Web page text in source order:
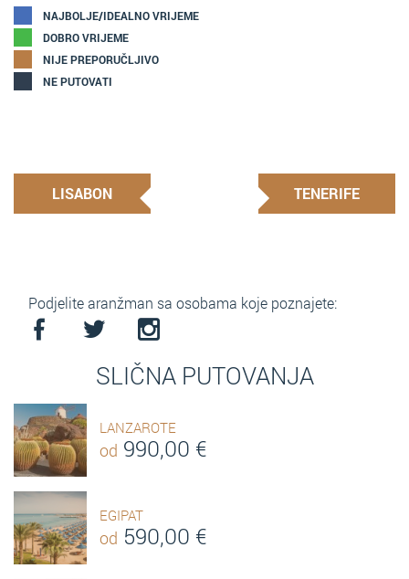
NAJBOLJE/IDEALNO VRIJEME
DOBRO VRIJEME
NIJE PREPORUČLJIVO
NE PUTOVATI
LISABON TENERIFE
Podjelite aranžman sa osobama koje poznajete:
SLIČNA PUTOVANJA
LANZAROTE
od 990,00 €
EGIPAT
od 590,00 €